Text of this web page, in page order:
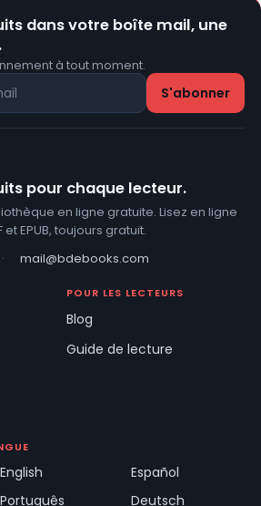
dans votre boîte mail, une
à tout moment.
pour chaque lecteur.
en ligne gratuite. Lisez en ligne
EPUB, toujours gratuit.
· mail@bdebooks.com
POUR LES LECTEURS
Blog
Guide de lecture
English
Español
Português Deutsch